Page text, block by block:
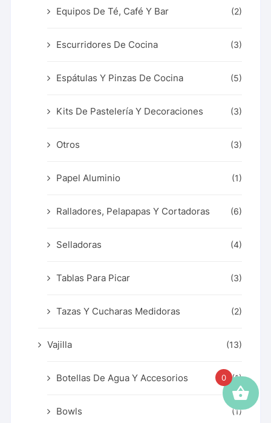
Equipos De Té, Café Y Bar (2)
Escurridores De Cocina (3)
Espátulas Y Pinzas De Cocina (5)
Kits De Pastelería Y Decoraciones (3)
Otros (3)
Papel Aluminio (1)
Ralladores, Pelapapas Y Cortadoras (6)
Selladoras (4)
Tablas Para Picar (3)
Tazas Y Cucharas Medidoras (2)
Vajilla (13)
Botellas De Agua Y Accesorios (1)
Bowls (1)
0